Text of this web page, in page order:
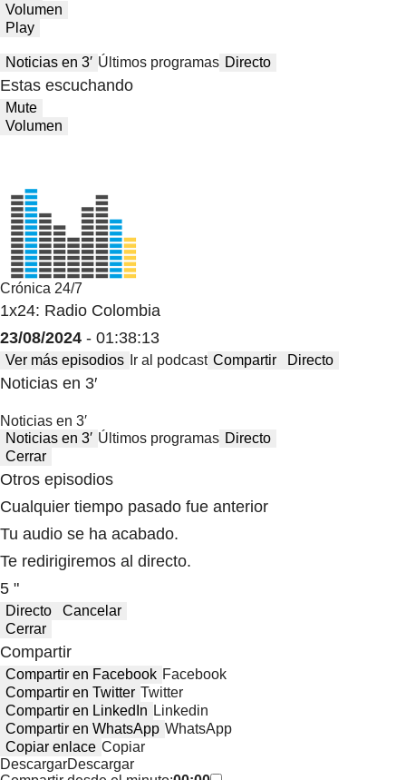
Volumen
Play
Noticias en 3′ Últimos programas Directo
Estas escuchando
Mute
Volumen
Crónica 24/7
1x24: Radio Colombia
23/08/2024 - 01:38:13
Ver más episodios Ir al podcast Compartir Directo
Noticias en 3′
Noticias en 3′
Noticias en 3′ Últimos programas Directo
Cerrar
Otros episodios
Cualquier tiempo pasado fue anterior
Tu audio se ha acabado.
Te redirigiremos al directo.
5 "
Directo
Cancelar
Cerrar
Compartir
Compartir en Facebook Facebook
Compartir en Twitter Twitter
Compartir en LinkedIn Linkedin
Compartir en WhatsApp WhatsApp
Copiar enlace Copiar
DescargarDescargar